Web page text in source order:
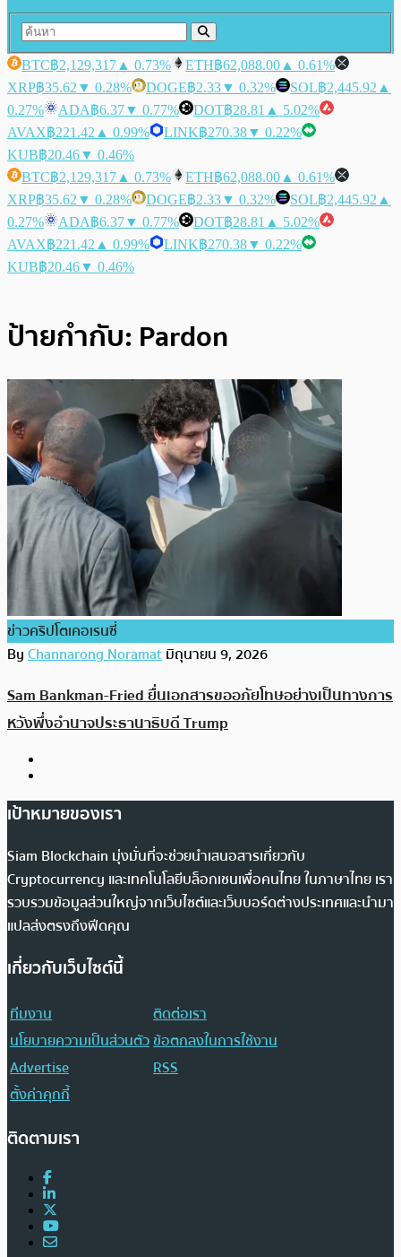
BTC฿2,129,317 ▲ 0.73% ETH฿62,088.00 ▲ 0.61%
XRP฿35.62 ▼ 0.28% DOGE฿2.33▼ 0.32% SOL฿2,445.92 ▲
0.27%
ADA฿6.37▼ 0.77% DOT฿28.81 ▲ 5.02%
AVAX฿221.42 ▲ 0.99% LINK฿270.38▼ 0.22%
KUB฿20.46▼ 0.46%
BTC฿2,129,317 ▲ 0.73% ETH฿62,088.00 ▲ 0.61%
XRP฿35.62 ▼ 0.28% DOGE฿2.33▼ 0.32% SOL฿2,445.92 ▲
0.27%
ADA฿6.37▼ 0.77% DOT฿28.81 ▲ 5.02%
AVAX฿221.42 ▲ 0.99% LINK฿270.38▼ 0.22%
KUB฿20.46▼ 0.46%
ป้ายกำกับ: Pardon
ข่าวคริปโตเคอเรนซี่
ByChannarong Noramatมิถุนายน 9, 2026
Sam Bankman-Fried ยื่นเอกสารขออภัยโทษอย่างเป็นทางการ
หวังพึ่งอำนาจประธานาธิบดี Trump
เป้าหมายของเรา
Siam Blockchain มุ่งมั่นที่จะช่วยนำเสนอสารเกี่ยวกับ
Cryptocurrency และเทคโนโลยีบล็อกเชนเพื่อคนไทย ในภาษาไทย เรา
รวบรวมข้อมูลส่วนใหญ่จากเว็บไซต์และเว็บบอร์ดต่างประเทศและนำมา
แปลส่งตรงถึงฟีดคุณ
เกี่ยวกับเว็บไซต์นี้
ทีมงาน
ติดต่อเรา
นโยบายความเป็นส่วนตัวข้อตกลงในการใช้งาน
Advertise
RSS
ตั้งค่าคุกกี้
ติดตามเรา